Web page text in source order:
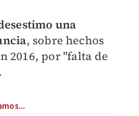
una
, sobre hechos
2016, por "falta de